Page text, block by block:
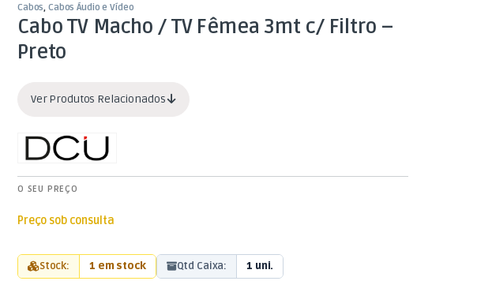
Cabos,Cabos Áudio e Vídeo
Cabo TV Macho / TV Fêmea 3mt c/ Filtro –
Preto
Ver Produtos Relacionados
O SEU PREÇO
Preço sob consulta
Stock: 1 em stock Qtd Caixa: 1 uni.